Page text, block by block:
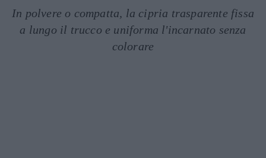
In polvere o compatta, la cipria trasparente fissa
a lungo il trucco e uniforma l'incarnato senza
colorare